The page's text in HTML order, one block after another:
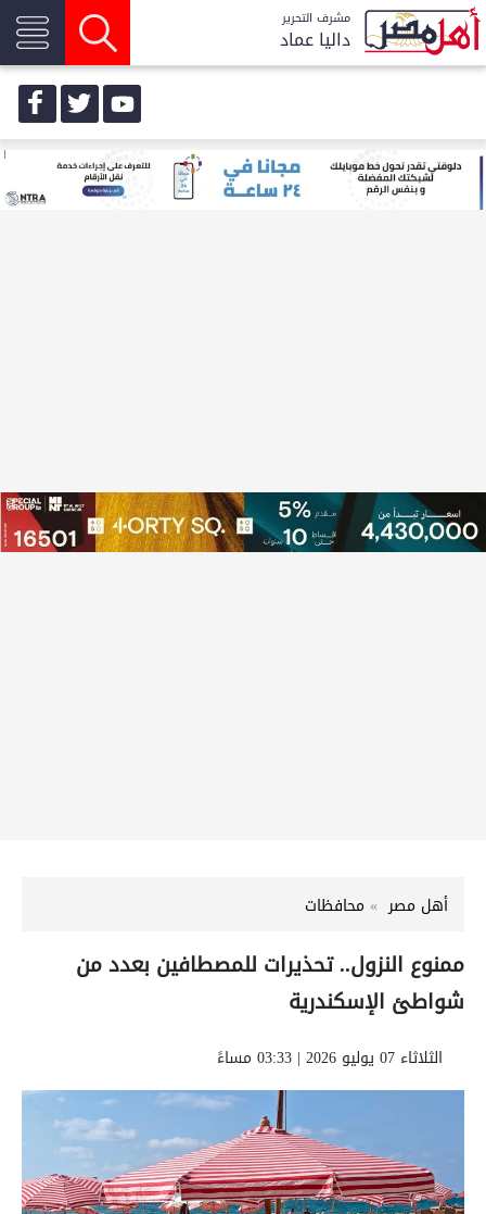
مشرف التحرير
داليا عماد
أهل مصر محافظات
ممنوع النزول.. تحذيرات للمصطافين بعدد من
شواطئ الإسكندرية
الثلاثاء 07 يوليو 2026 | 03:33 مساءً